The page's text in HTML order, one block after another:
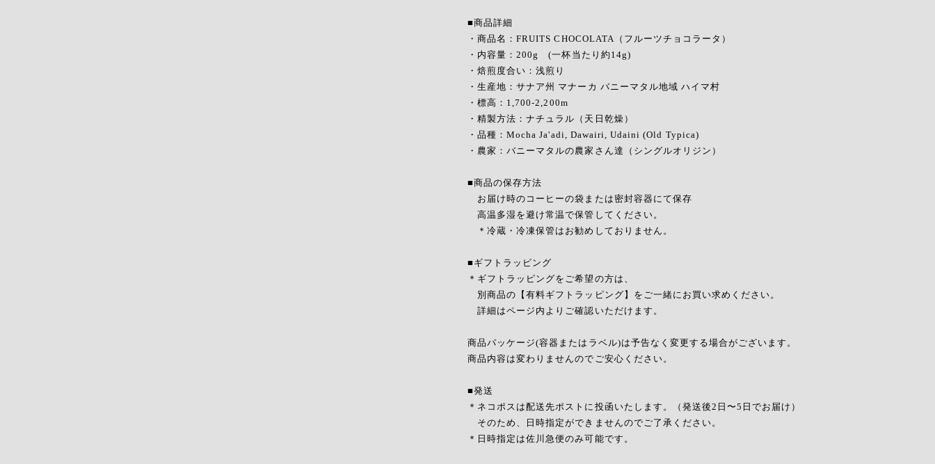
■商品詳細
・商品名：FRUITS CHOCOLATA（フルーツチョコラータ）
・内容量：200g (一杯当たり約14g)
・焙煎度合い：浅煎り
・生産地：サナア州 マナーカ バニーマタル地域 ハイマ村
・標高：1,700-2,200m
・精製方法：ナチュラル（天日乾燥）
・品種：Mocha Ja'adi, Dawairi, Udaini (Old Typica)
・農家：バニーマタルの農家さん達（シングルオリジン）
■商品の保存方法
お届け時のコーヒーの袋または密封容器にて保存
高温多湿を避け常温で保管してください。
＊冷蔵・冷凍保管はお勧めしておりません。
■ギフトラッピング
＊ギフトラッピングをご希望の方は、
別商品の【有料ギフトラッピング】をご一緒にお買い求めください。
詳細はページ内よりご確認いただけます。
商品パッケージ(容器またはラベル)は予告なく変更する場合がございます。
商品内容は変わりませんのでご安心ください。
■発送
＊ネコポスは配送先ポストに投函いたします。（発送後2日〜5日でお届け）
そのため、日時指定ができませんのでご了承ください。
＊日時指定は佐川急便のみ可能です。